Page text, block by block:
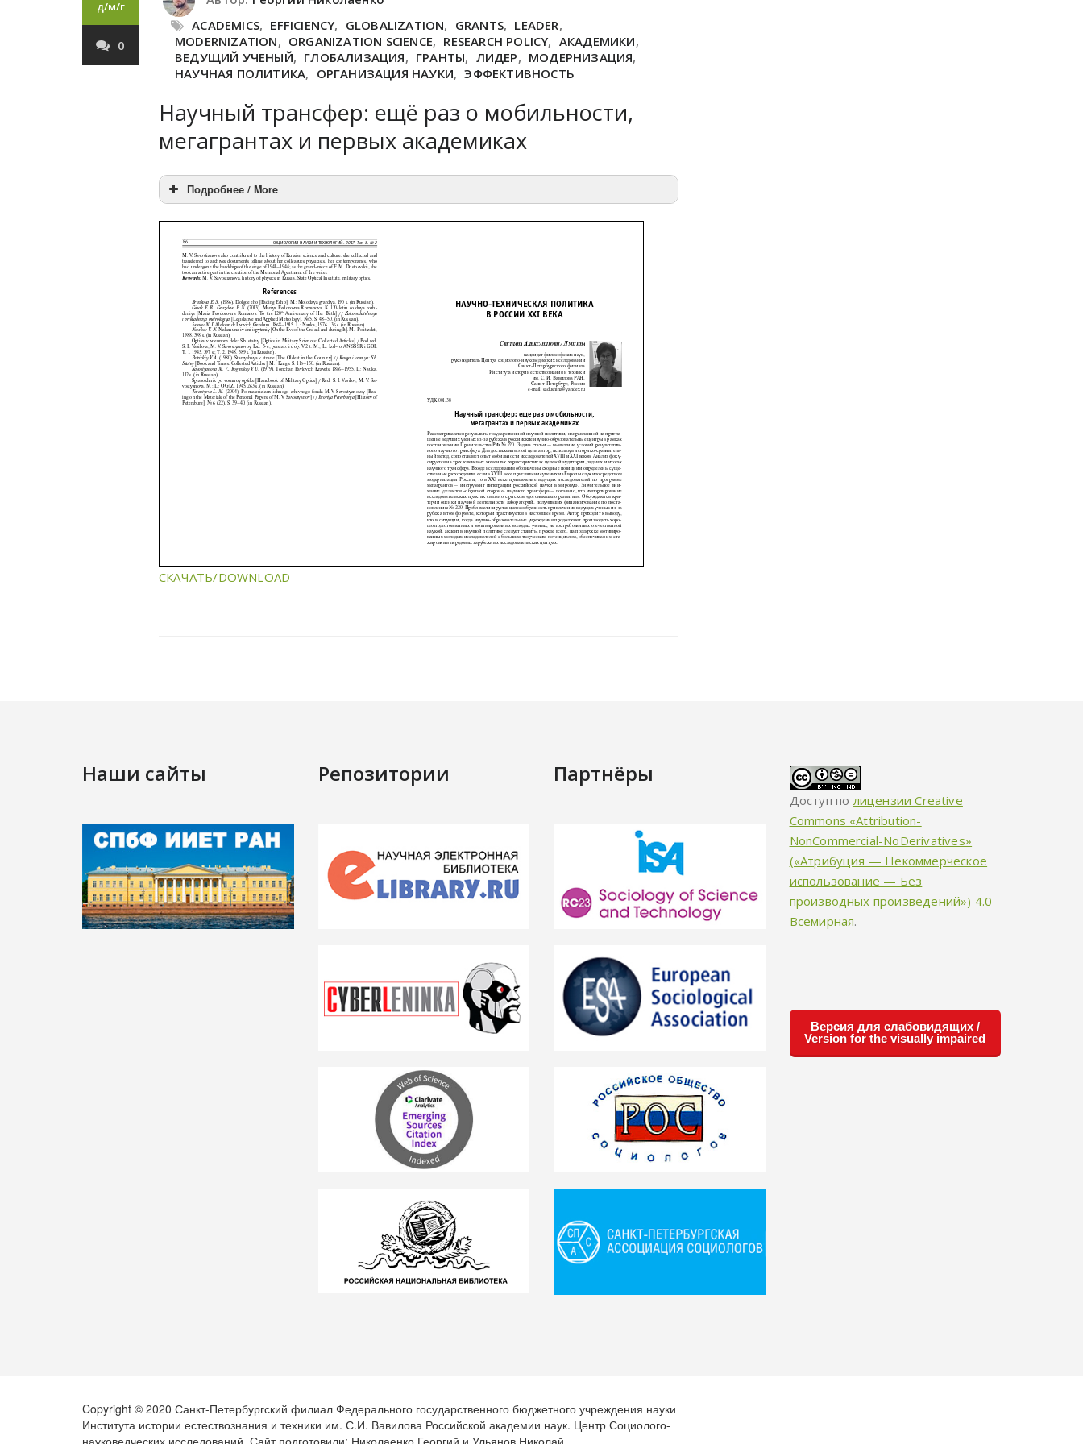
д/м/г
0
ACADEMICS, EFFICIENCY, GLOBALIZATION, GRANTS, LEADER,
MODERNIZATION, ORGANIZATION SCIENCE, RESEARCH POLICY, АКАДЕМИКИ,
ВЕДУЩИЙ УЧЕНЫЙ, ГЛОБАЛИЗАЦИЯ, ГРАНТЫ, ЛИДЕР, МОДЕРНИЗАЦИЯ,
НАУЧНАЯ ПОЛИТИКА, ОРГАНИЗАЦИЯ НАУКИ, ЭФФЕКТИВНОСТЬ
Научный трансфер: ещё раз о мобильности,
мегагрантах и первых академиках
Подробнее / More
СКАЧАТЬ/DOWNLOAD
Наши сайты Репозитории Партнёры
Доступ по лицензии Creative
Commons «Attribution-
NonCommercial-NoDerivatives»
(«Атрибуция — Некоммерческое
использование — Без
производных произведений») 4.0
Всемирная.
Версия для слабовидящих /
Version for the visually impaired
Copyright © 2020 Санкт-Петербургский филиал Федерального государственного бюджетного учреждения науки
Института истории естествознания и техники им. С.И. Вавилова Российской академии наук. Центр Социолого-
науковедческих исследований. Сайт подготовили: Николаенко Георгий и Ульянов Николай.